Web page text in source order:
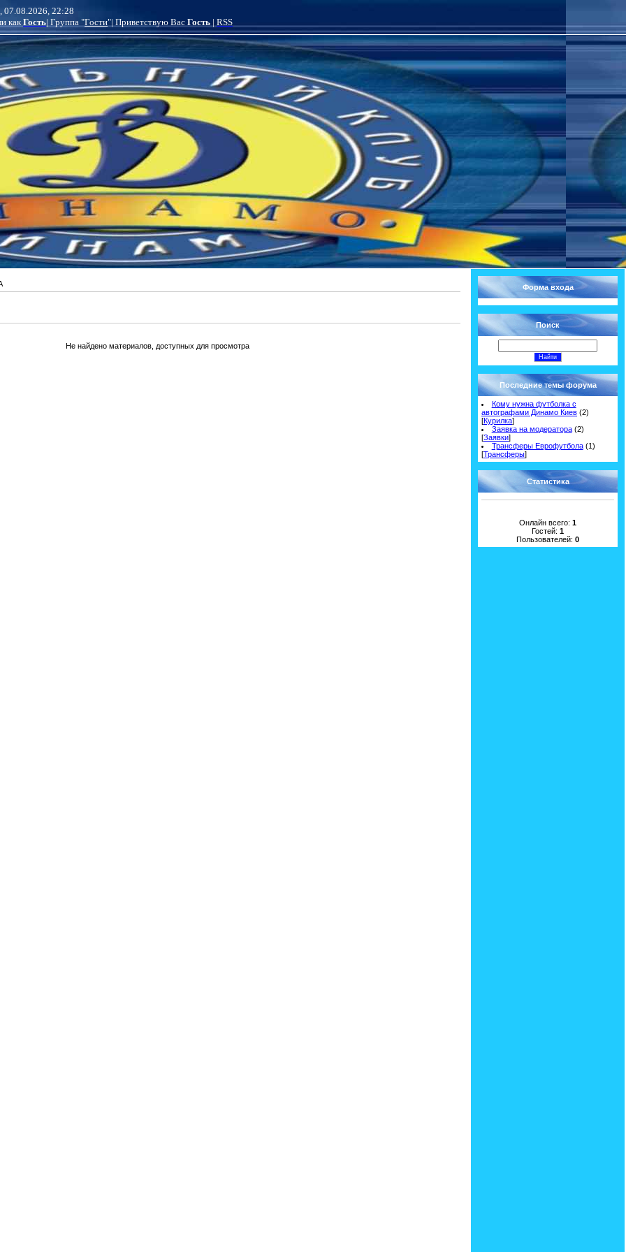
07.08.2026, 22:28
какГость| Группа "Гости"| Приветствую Вас Гость | RSS
Не найдено материалов, доступных для просмотра
Форма входа
Поиск
Последние темы форума
Кому нужна футболка с
автографами Динамо Киев (2)
[Курилка]
Заявка на модератора (2)
[Заявки]
Трансферы Еврофутбола (1)
[Трансферы]
Статистика
Онлайн всего: 1
Гостей: 1
Пользователей: 0